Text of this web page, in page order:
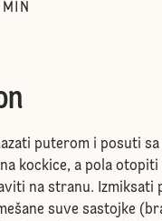
MIN
puterom i posuti
kockice, a pola
na stranu. Izmiksati
suve sastojke